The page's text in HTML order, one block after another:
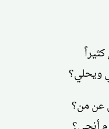
ويحلي؟
عن من؟